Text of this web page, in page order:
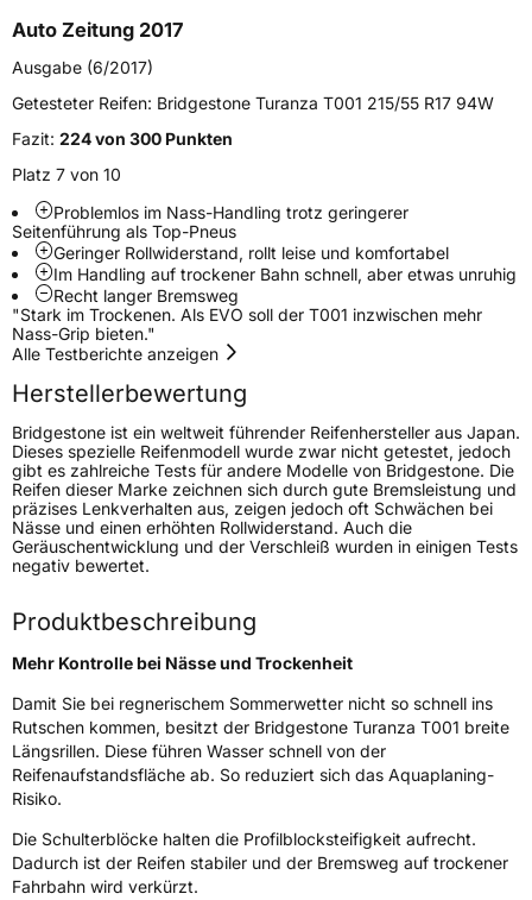
ZustandNeureifen
Empfohlen für BMW
EU Label
EffizienzC
NasshaftungB
Rollgeräusch (dB)70
FahrzeugklasseC1
3PMSF / Schneeflockensymbol / Alpine-SymbolNein
EPREL ID380997
Allgemeine Produktsicherheit (GPSR)
Herstellerkontakt
BRIDGESTONE EU NV/SA, Via del Fosso del
Salceto 13/15 00128 Rome Italien,
market.surveillance@bridgestone.eu
Auto Zeitung 2017
Ausgabe (6/2017)
Getesteter Reifen: Bridgestone Turanza T001 215/55 R17 94W
Fazit: 224 von 300 Punkten
Platz 7 von 10
Problemlos im Nass-Handling trotz geringerer
Seitenführung als Top-Pneus
Geringer Rollwiderstand, rollt leise und komfortabel
Im Handling auf trockener Bahn schnell, aber etwas unruhig
Recht langer Bremsweg
"Stark im Trockenen. Als EVO soll der T001 inzwischen mehr
Nass-Grip bieten."
Alle Testberichte anzeigen
Herstellerbewertung
Bridgestone ist ein weltweit führender Reifenhersteller aus Japan.
Dieses spezielle Reifenmodell wurde zwar nicht getestet, jedoch
gibt es zahlreiche Tests für andere Modelle von Bridgestone. Die
Reifen dieser Marke zeichnen sich durch gute Bremsleistung und
präzises Lenkverhalten aus, zeigen jedoch oft Schwächen bei
Nässe und einen erhöhten Rollwiderstand. Auch die
Geräuschentwicklung und der Verschleiß wurden in einigen Tests
negativ bewertet.
Produktbeschreibung
Mehr Kontrolle bei Nässe und Trockenheit
Damit Sie bei regnerischem Sommerwetter nicht so schnell ins
Rutschen kommen, besitzt der Bridgestone Turanza T001 breite
Längsrillen. Diese führen Wasser schnell von der
Reifenaufstandsfläche ab. So reduziert sich das Aquaplaning-
Risiko.
Die Schulterblöcke halten die Profilblocksteifigkeit aufrecht.
Dadurch ist der Reifen stabiler und der Bremsweg auf trockener
Fahrbahn wird verkürzt.